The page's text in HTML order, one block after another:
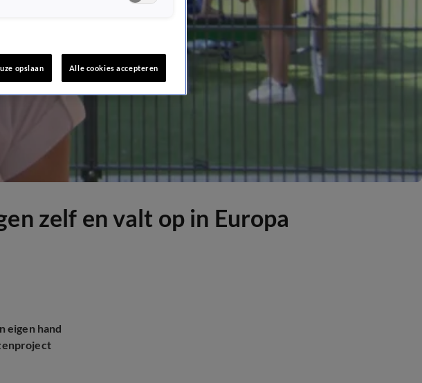
zelf en valt op in Europa
eigen hand
opslaan Alle cookies accepteren